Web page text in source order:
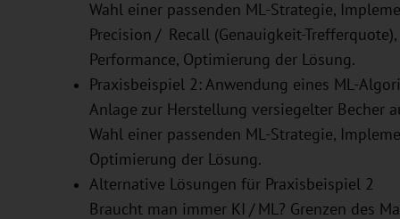
Wahl einer passenden ML-Strategie,
Precision / Recall (Genauigkeit-
Performance, Optimierung der Lösung.
Praxisbeispiel 2: Anwendung eines ML-
Anlage zur Herstellung versiegelter Becher
Wahl einer passenden ML-Strategie,
Optimierung der Lösung.
Alternative Lösungen für Praxisbeispiel 2
Braucht man immer KI / ML? Grenzen des